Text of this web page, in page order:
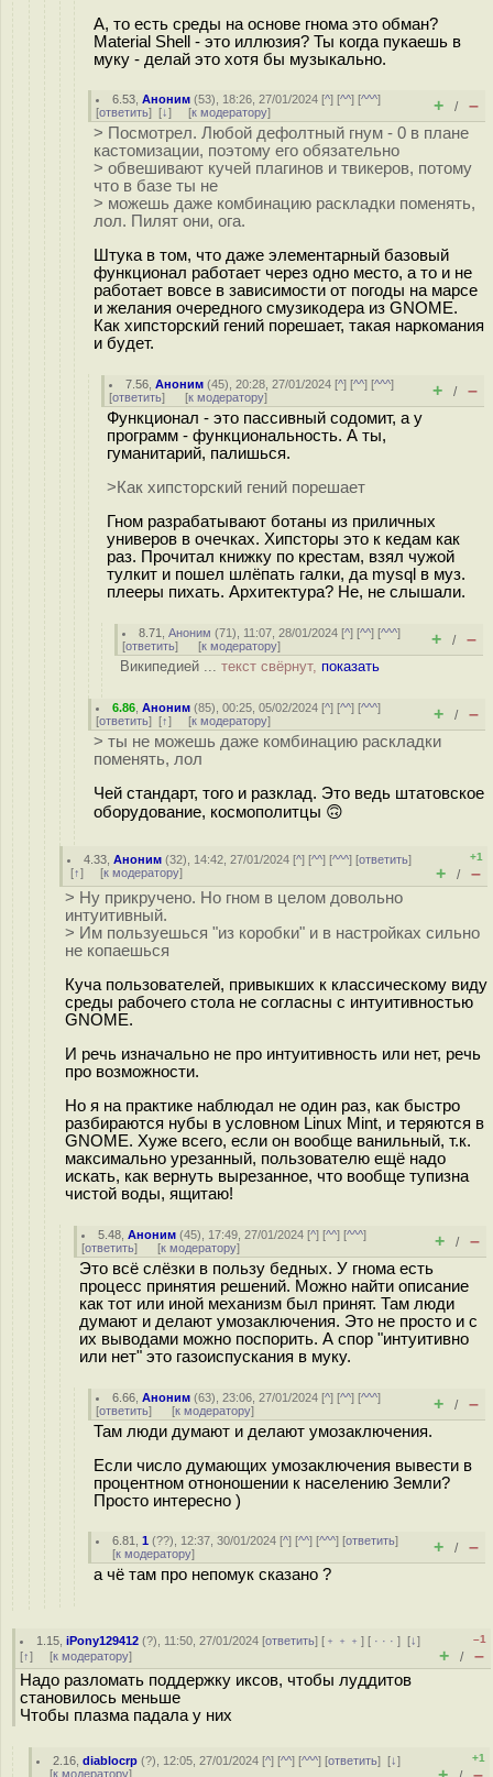
А, то есть среды на основе гнома это обман?
Material Shell - это иллюзия? Ты когда пукаешь в
муку - делай это хотя бы музыкально.
6.53 ,Аноним (53), 18:26, 27/01/2024 [^] [^^] [^^^]
[ответить] [↓] [к модератору] + / –
> Посмотрел. Любой дефолтный гнум - 0 в плане
кастомизации, поэтому его обязательно
> обвешивают кучей плагинов и твикеров, потому
что в базе ты не
> можешь даже комбинацию раскладки поменять,
лол. Пилят они, ога.
Штука в том, что даже элементарный базовый
функционал работает через одно место, а то и не
работает вовсе в зависимости от погоды на марсе
и желания очередного смузикодера из GNOME.
Как хипсторский гений порешает, такая наркомания
и будет.
7.56 ,Аноним (45), 20:28, 27/01/2024 [^] [^^] [^^^]
[ответить] [к модератору] + / –
Функционал - это пассивный содомит, а у
программ - функциональность. А ты,
гуманитарий, палишься.
>Как хипсторский гений порешает
Гном разрабатывают ботаны из приличных
универов в очечках. Хипсторы это к кедам как
раз. Прочитал книжку по крестам, взял чужой
тулкит и пошел шлёпать галки, да mysql в муз.
плееры пихать. Архитектура? Не, не слышали.
8.71 ,Аноним (71), 11:07, 28/01/2024 [^] [^^] [^^^]
[ответить] [к модератору] + / –
Википедией ... текст свёрнут, показать
6.86 ,Аноним (85), 00:25, 05/02/2024 [^] [^^] [^^^]
[ответить] [↑] [к модератору] + / –
> ты не можешь даже комбинацию раскладки
поменять, лол
Чей стандарт, того и разклад. Это ведь штатовское
оборудование, космополитцы 🙃
4.33 ,Аноним (32), 14:42, 27/01/2024 [^] [^^] [^^^] [ответить]
[↑] [к модератору]
+1
+ / –
> Ну прикручено. Но гном в целом довольно
интуитивный.
> Им пользуешься "из коробки" и в настройках сильно
не копаешься
Куча пользователей, привыкших к классическому виду
среды рабочего стола не согласны с интуитивностью
GNOME.
И речь изначально не про интуитивность или нет, речь
про возможности.
Но я на практике наблюдал не один раз, как быстро
разбираются нубы в условном Linux Mint, и теряются в
GNOME. Хуже всего, если он вообще ванильный, т.к.
максимально урезанный, пользователю ещё надо
искать, как вернуть вырезанное, что вообще тyпизна
чистой воды, ящитаю!
5.48 ,Аноним (45), 17:49, 27/01/2024 [^] [^^] [^^^]
[ответить] [к модератору] + / –
Это всё слёзки в пользу бедных. У гнома есть
процесс принятия решений. Можно найти описание
как тот или иной механизм был принят. Там люди
думают и делают умозаключения. Это не просто и с
их выводами можно поспорить. А спор "интуитивно
или нет" это газоиспускания в муку.
6.66 ,Аноним (63), 23:06, 27/01/2024 [^] [^^] [^^^]
[ответить] [к модератору] + / –
Там люди думают и делают умозаключения.
Если число думающих умозаключения вывести в
процентном отноношении к населению Земли?
Просто интересно )
6.81 ,1 (??), 12:37, 30/01/2024 [^] [^^] [^^^] [ответить]
[к модератору] + / –
а чё там про непомук сказано ?
1.15 ,iPony129412 (?), 11:50, 27/01/2024 [ответить] [ ﹢﹢﹢] [ · · ·][↓]
[↑] [к модератору]
–1
+ / –
Надо разломать поддержку иксов, чтобы луддитов
становилось меньше
Чтобы плазма падала у них
2.16 ,diablocrp (?), 12:05, 27/01/2024 [^] [^^] [^^^] [ответить][↓]
[к модератору]
+1